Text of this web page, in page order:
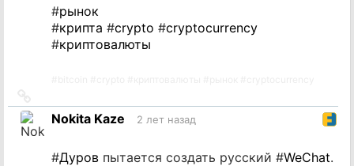
#рынок
#крипта #crypto #cryptocurrency
#криптовалюты
на
источник
Nokita Kaze 2 лет назад
#Дуров пытается создать русский #WeChat.